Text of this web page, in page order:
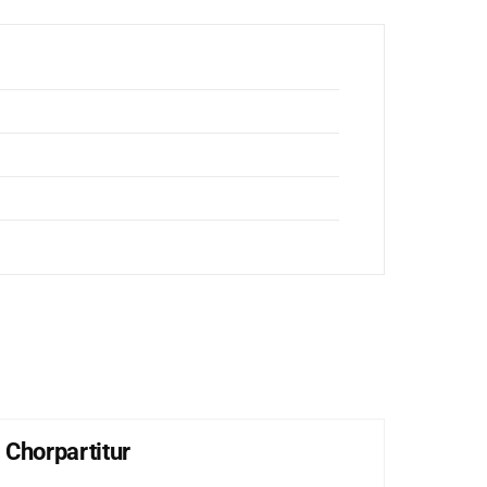
Chorpartitur